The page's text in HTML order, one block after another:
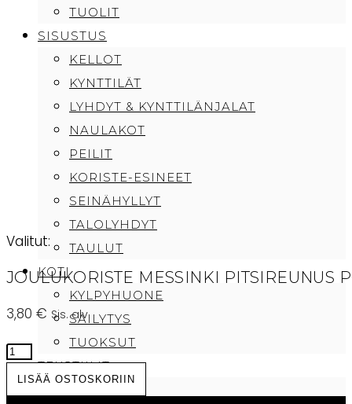
TUOLIT
SISUSTUS
KELLOT
KYNTTILÄT
LYHDYT & KYNTTILÄNJALAT
NAULAKOT
PEILIT
KORISTE-ESINEET
SEINÄHYLLYT
TALOLYHDYT
TAULUT
KOTI
KYLPYHUONE
SÄILYTYS
TUOKSUT
TEKSTIILIT
Valitut:
JOULUKORISTE MESSINKI PITSIREUNUS
3,80 € Sis. alv.
Joulukoriste
messinki
pitsireunus
LISÄÄ OSTOSKORIIN